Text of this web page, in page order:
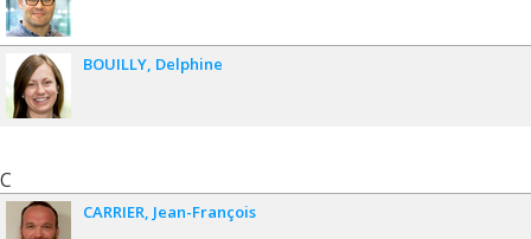
BOUILLY Delphine
C
CARRIER Jean-François